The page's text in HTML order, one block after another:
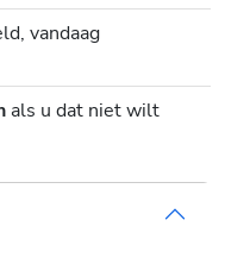
vandaag
als u dat niet wilt